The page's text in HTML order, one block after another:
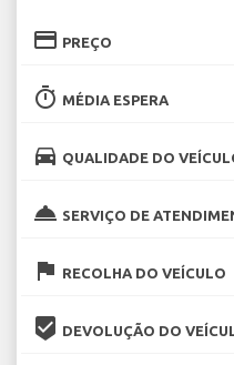
credit_card PREÇO
timer MÉDIA ESPERA
directions_car QUALIDADE DO
room_service SERVIÇO DE
flag RECOLHA DO VEÍCULO
beenhere DEVOLUÇÃO DO